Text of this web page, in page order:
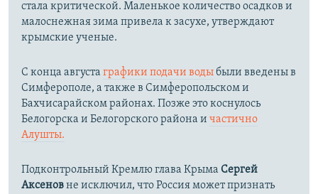
стала критической. Маленькое количество осадков и
малоснежная зима привела к засухе, утверждают
крымские ученые.
С конца августа графики подачи водыбыли введены в
Симферополе, а также в Симферопольском и
Бахчисарайском районах. Позже это коснулось
Белогорска и Белогорского района и частично
Алушты.
Подконтрольный Кремлю глава Крыма Сергей
Аксеновне исключил, что Россия может признать